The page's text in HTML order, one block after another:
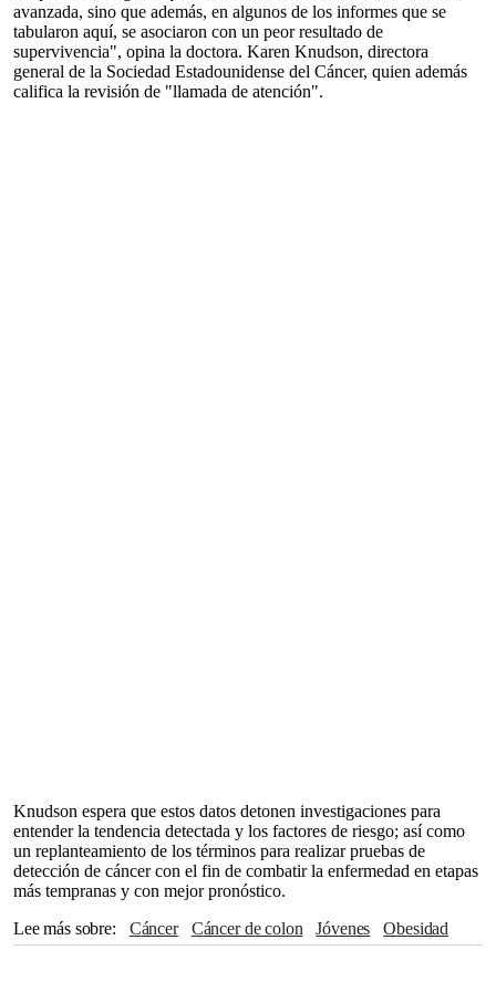
avanzada, sino que además, en algunos de los informes que se
tabularon aquí, se asociaron con un peor resultado de
supervivencia", opina la doctora. Karen Knudson, directora
general de la Sociedad Estadounidense del Cáncer, quien además
califica la revisión de "llamada de atención".
Knudson espera que estos datos detonen investigaciones para
entender la tendencia detectada y los factores de riesgo; así como
un replanteamiento de los términos para realizar pruebas de
detección de cáncer con el fin de combatir la enfermedad en etapas
más tempranas y con mejor pronóstico.
Lee más sobre
Cáncer Cáncer de colon Jóvenes Obesidad